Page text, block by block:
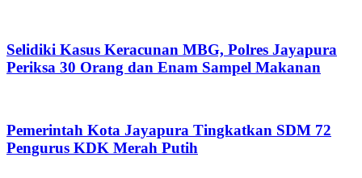
Selidiki Kasus Keracunan MBG, Polres Jayapura
Periksa 30 Orang dan Enam Sampel Makanan
Pemerintah Kota Jayapura Tingkatkan SDM 72
Pengurus KDK Merah Putih